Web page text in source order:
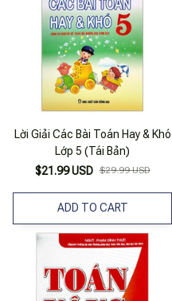
Lời Giải Các Bài Toán Hay & Khó
Lớp 5 (Tái Bản)
$21.99 USD $29.99 USD
ADD TO CART